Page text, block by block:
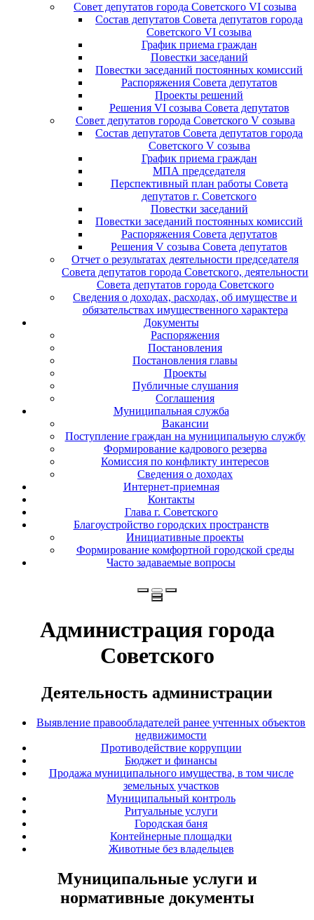
Совет депутатов города Советского VI созыва
Состав депутатов Совета депутатов города
Советского VI созыва
График приема граждан
Повестки заседаний
Повестки заседаний постоянных комиссий
Распоряжения Совета депутатов
Проекты решений
Решения VI созыва Совета депутатов
Совет депутатов города Советского V созыва
Состав депутатов Совета депутатов города
Советского V созыва
График приема граждан
МПА председателя
Перспективный план работы Совета
депутатов г. Советского
Повестки заседаний
Повестки заседаний постоянных комиссий
Распоряжения Совета депутатов
Решения V созыва Совета депутатов
Отчет о результатах деятельности председателя
Совета депутатов города Советского, деятельности
Совета депутатов города Советского
Сведения о доходах, расходах, об имуществе и
обязательствах имущественного характера
Документы
Распоряжения
Постановления
Постановления главы
Проекты
Публичные слушания
Соглашения
Муниципальная служба
Вакансии
Поступление граждан на муниципальную службу
Формирование кадрового резерва
Комиссия по конфликту интересов
Сведения о доходах
Интернет-приемная
Контакты
Глава г. Советского
Благоустройство городских пространств
Инициативные проекты
Формирование комфортной городской среды
Часто задаваемые вопросы
Администрация города
Советского
Деятельность администрации
Выявление правообладателей ранее учтенных объектов
недвижимости
Противодействие коррупции
Бюджет и финансы
Продажа муниципального имущества, в том числе
земельных участков
Муниципальный контроль
Ритуальные услуги
Городская баня
Контейнерные площадки
Животные без владельцев
Муниципальные услуги и
нормативные документы